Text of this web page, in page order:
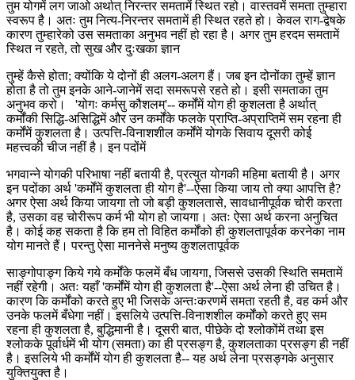
तुम योगमें लग जाओ अर्थात् निरन्तर समतामें स्थित रहो। वास्तवमें समता तुम्हारा
स्वरूप है। अतः तुम नित्य-निरन्तर समतामें ही स्थित रहते हो। केवल राग-द्वेषके
कारण तुम्हारेको उस समताका अनुभव नहीं हो रहा है। अगर तुम हरदम समतामें
स्थित न रहते, तो सुख और दुःखका ज्ञान
तुम्हें कैसे होता; क्योंकि ये दोनों ही अलग-अलग हैं। जब इन दोनोंका तुम्हें ज्ञान
होता है तो तुम इनके आने-जानेमें सदा समरूपसे रहते हो। इसी समताका तुम
अनुभव करो। 'योगः कर्मसु कौशलम्'-- कर्मोंमें योग ही कुशलता है अर्थात्
कर्मोंकी सिद्धि-असिद्धिमें और उन कर्मोंके फलके प्राप्ति-अप्राप्तिमें सम रहना ही
कर्मोंमें कुशलता है। उत्पत्ति-विनाशशील कर्मोंमें योगके सिवाय दूसरी कोई
महत्त्वकी चीज नहीं है। इन पदोंमें
भगवान्ने योगकी परिभाषा नहीं बतायी है, प्रत्युत योगकी महिमा बतायी है। अगर
इन पदोंका अर्थ 'कर्मोंमें कुशलता ही योग है'--ऐसा किया जाय तो क्या आपत्ति है?
अगर ऐसा अर्थ किया जायगा तो जो बड़ी कुशलतासे, सावधानीपूर्वक चोरी करता
है, उसका वह चोरीरूप कर्म भी योग हो जायगा। अतः ऐसा अर्थ करना अनुचित
है। कोई कह सकता है कि हम तो विहित कर्मोंको ही कुशलतापूर्वक करनेका नाम
योग मानते हैं। परन्तु ऐसा माननेसे मनुष्य कुशलतापूर्वक
साङ्गोपाङ्ग किये गये कर्मोंके फलमें बँध जायगा, जिससे उसकी स्थिति समतामें
नहीं रहेगी। अतः यहाँ 'कर्मोंमें योग ही कुशलता है'--ऐसा अर्थ लेना ही उचित है।
कारण कि कर्मोंको करते हुए भी जिसके अन्तःकरणमें समता रहती है, वह कर्म और
उनके फलमें बँधेगा नहीं। इसलिये उत्पत्ति-विनाशशील कर्मोंको करते हुए सम
रहना ही कुशलता है, बुद्धिमानी है। दूसरी बात, पीछेके दो श्लोकोंमें तथा इस
श्लोकके पूर्वार्धमें भी योग (समता) का ही प्रसङ्ग है, कुशलताका प्रसङ्ग ही नहीं
है। इसलिये भी कर्मोंमें योग ही कुशलता है-- यह अर्थ लेना प्रसङ्गके अनुसार
युक्तियुक्त है।